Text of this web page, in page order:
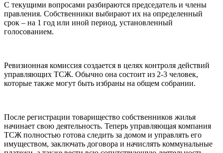
С текущими вопросами разбираются председатель и члены
правления. Собственники выбирают их на определенный
срок – на 1 год или иной период, установленный
голосованием.
Ревизионная комиссия создается в целях контроля действий
управляющих ТСЖ. Обычно она состоит из 2-3 человек,
которые также могут быть избраны на общем собрании.
После регистрации товарищество собственников жилья
начинает свою деятельность. Теперь управляющая компания
ТСЖ полностью готова следить за домом и управлять его
имуществом, заключать договора и начислять коммунальные